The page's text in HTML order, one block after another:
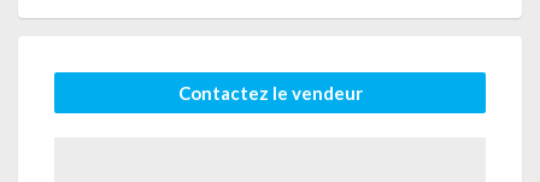
Contactez le vendeur